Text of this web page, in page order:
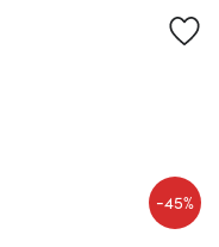
-45%